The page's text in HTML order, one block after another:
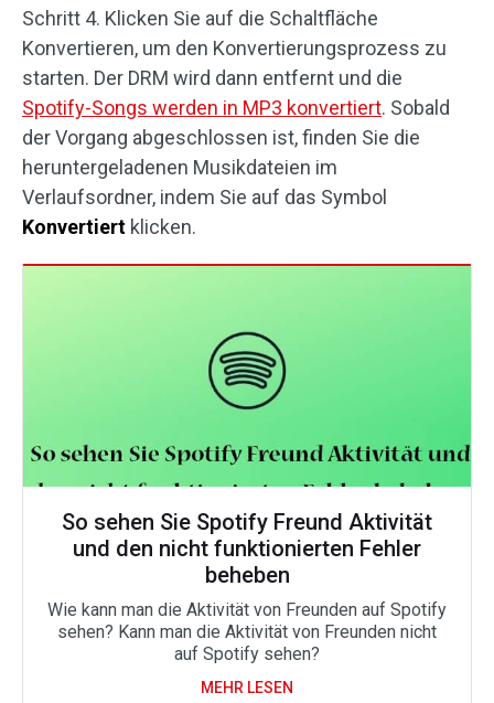
Schritt 4. Klicken Sie auf die Schaltfläche
Konvertieren, um den Konvertierungsprozess zu
starten. Der DRM wird dann entfernt und die
Spotify-Songs werden in MP3 konvertiert. Sobald
der Vorgang abgeschlossen ist, finden Sie die
heruntergeladenen Musikdateien im
Verlaufsordner, indem Sie auf das Symbol
Konvertiert klicken.
So sehen Sie Spotify Freund Aktivität
und den nicht funktionierten Fehler
beheben
Wie kann man die Aktivität von Freunden auf Spotify
sehen? Kann man die Aktivität von Freunden nicht
auf Spotify sehen?
MEHR LESEN